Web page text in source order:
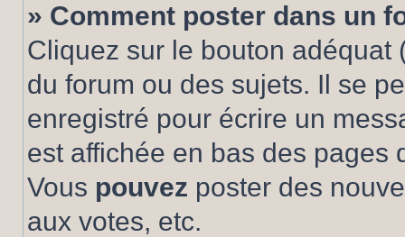
» Comment poster dans un
Cliquez sur le bouton
du forum ou des sujets. Il se
enregistré pour écrire un
est affichée en bas des pages
Vous pouvez poster des
aux votes, etc.